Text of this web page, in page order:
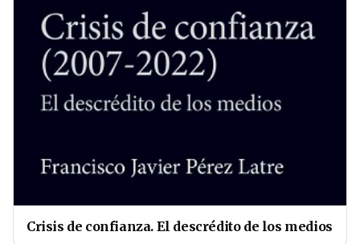
Crisis de confianza. El descrédito de los medios